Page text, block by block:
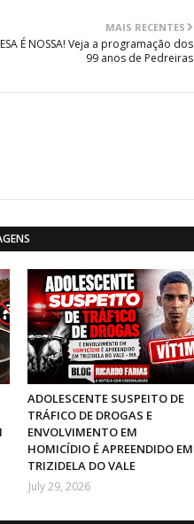
MAIS RECENTES
É NOSSA! Veja a programação dos
99 anos de Pedreiras
ADOLESCENTE SUSPEITO DE
TRÁFICO DE DROGAS E
ENVOLVIMENTO EM
HOMICÍDIO É APREENDIDO EM
TRIZIDELA DO VALE
July 29, 2026